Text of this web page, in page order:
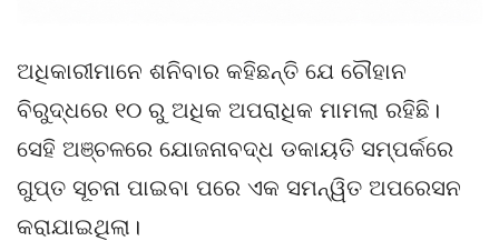
ଅଧିକାରୀମାନେ ଶନିବାର କହିଛନ୍ତି ଯେ ଚୌହାନ
ବିରୁଦ୍ଧରେ ୧୦ ରୁ ଅଧିକ ଅପରାଧିକ ମାମଲା ରହିଛି।
ସେହି ଅଞ୍ଚଳରେ ଯୋଜନାବଦ୍ଧ ଡକାୟତି ସମ୍ପର୍କରେ
ଗୁପ୍ତ ସୂଚନା ପାଇବା ପରେ ଏକ ସମନ୍ୱିତ ଅପରେସନ
କରାଯାଇଥିଲା।